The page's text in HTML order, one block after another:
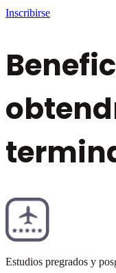
Inscribirse
Estudios pregrados y